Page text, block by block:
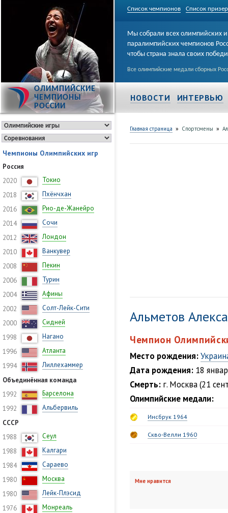
Список чемпионов Список
ОЛИМПИЙСКИЕ
ЧЕМПИОНЫ
РОССИИ
Мы собрали всех олимпийских и
паралимпийских чемпионов
чтобы страна знала своих
Все олимпийские медали сборных
НОВОСТИ ИНТЕРВЬЮ
Чемпионы Олимпийских игр
Россия
2020
Токио
2018
Пхёнчхан
2016
Рио-де-Жанейро
2014
Сочи
2012
Лондон
2010
Ванкувер
2008
Пекин
2006
Турин
2004
Афины
2002
Солт-Лейк-Сити
2000
Сидней
1998
Нагано
1996
Атланта
1994
Лиллехаммер
Объединённая команда
1992
Барселона
1992
Альбервиль
СССР
1988
Сеул
1988
Калгари
1984
Сараево
1980
Москва
1980
Лейк-Плэсид
1976
Монреаль
Главная страница » Спортсмены »
Альметов
Чемпион
Место рождения:
Дата рождения: 18
Смерть: г. Москва (21
Олимпийские медали:
Инсбрук 1964
Скво-Велли 1960
Мне нравится